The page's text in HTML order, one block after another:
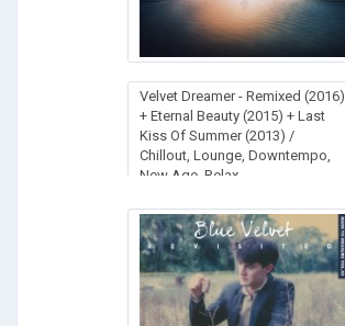
Velvet Dreamer - Remixed (2016)
+ Eternal Beauty (2015) + Last
Kiss Of Summer (2013) /
Chillout, Lounge, Downtempo,
New Age, Relax